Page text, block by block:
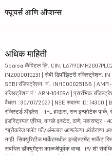
फ्यूचर्स आणि ऑप्शन्स
अधिक माहिती
5paisa कॅपिटल लि. CIN:
INZ000010231 | सेबी डिपॉझिटरी रजिस्ट्रेशन:
SEBI रजिस्ट्रेशन. नं.: INH000025188 | AMFI-
रजिस्ट्रेशन नं.: ARN-104096 | प्रारंभिक
वैधता : 30/07/2027 | NSE सदस्य ID: 14300 |
रजिस्टर्ड ॲड्रेस - IIFL हाऊस, सन इन्फोटेक पार्क,
इंडस्ट्रियल एरिया, वागळे इस्टेट, ठाणे, महाराष्ट्र -
*ब्रोकरेज फ्लॅट फी/अंमलात आणलेल्या ऑर्डरच्या
नाही. सिक्युरिटीज मार्केटमधील इन्व्हेस्टमेंट मार्केट
संबंधित डॉक्युमेंट्स काळजीपूर्वक वाचा. IPV शी